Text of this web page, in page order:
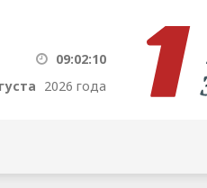
09:02:10
2026 года